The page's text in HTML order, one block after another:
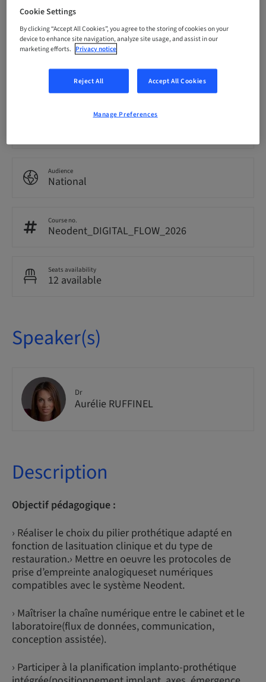
French
Points
0.00 Points
Audience
National
Course no.
Neodent_DIGITAL_FLOW_2026
Seats availability
12 available
Speaker(s)
Dr
Aurélie RUFFINEL
Description
Objectif pédagogique :
› Réaliser le choix du pilier prothétique adapté en
fonction de lasituation clinique et du type de
restauration.› Mettre en oeuvre les protocoles de
prise d’empreinte analogiqueset numériques
compatibles avec le système Neodent.
› Maîtriser la chaîne numérique entre le cabinet et le
laboratoire(flux de données, communication,
conception assistée).
› Participer à la planification implanto-prothétique
Cookie Settings
By clicking “Accept All Cookies”, you agree to the storing of cookies on your
device to enhance site navigation, analyze site usage, and assist in our
marketing efforts. Privacy notice
Reject All Accept All Cookies
Manage Preferences